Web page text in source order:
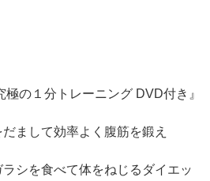
極の１分トレーニング DVD付き』
まして効率よく腹筋を鍛え
ラシを食べて体をねじるダイエッ